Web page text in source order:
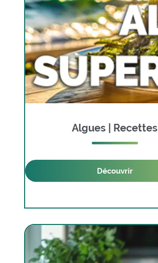
Algues | Recettes
Découvrir